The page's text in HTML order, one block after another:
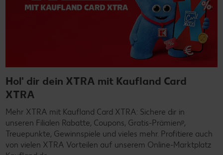
Hol' dir dein XTRA mit Kaufland Card
XTRA
Mehr XTRA mit Kaufland Card XTRA: Sichere dir in
unseren Filialen Rabatte, Coupons, Gratis-Prämienᵖ,
Treuepunkte, Gewinnspiele und vieles mehr. Profitiere auch
von vielen XTRA Vorteilen auf unserem Online-Marktplatz